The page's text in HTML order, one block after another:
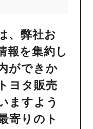
、弊社お
報を集約し
ができか
ヨタ販売
ますよう
寄りのト